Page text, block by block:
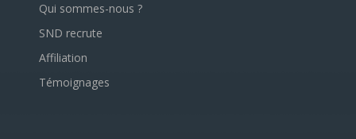
Qui sommes-nous ?
SND recrute
Affiliation
Témoignages